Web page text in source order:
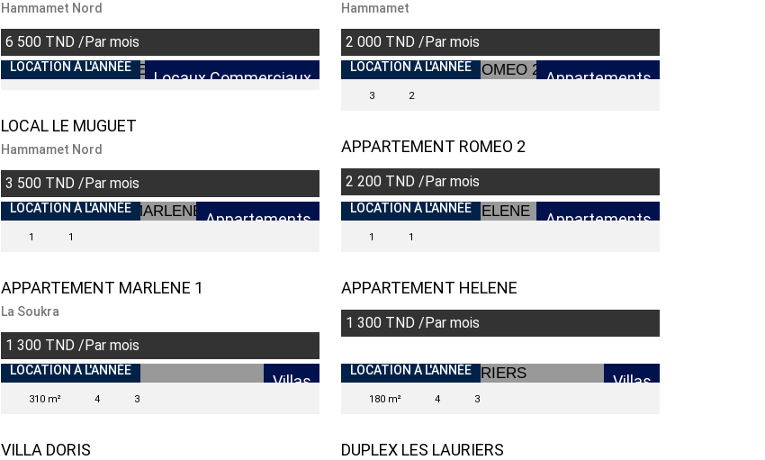
Hammamet Nord
6 500 TND /Par mois
Hammamet
2 000 TND /Par mois
LOCATION À L'ANNÉE
Locaux Commerciaux
LOCAL LE MUGUET
Hammamet Nord
3 500 TND /Par mois
LOCATION À L'ANNÉE
Appartements
3 2
APPARTEMENT ROMEO 2
2 200 TND /Par mois
LOCATION À L'ANNÉE
Appartements
1 1
APPARTEMENT MARLENE 1
La Soukra
1 300 TND /Par mois
LOCATION À L'ANNÉE
Appartements
1 1
APPARTEMENT HELENE
1 300 TND /Par mois
LOCATION À L'ANNÉE
Villas
310 m² 4 3
VILLA DORIS
LOCATION À L'ANNÉE
Villas
180 m² 4 3
DUPLEX LES LAURIERS